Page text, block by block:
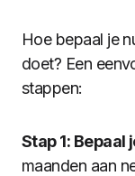
Hoe bepaal je
doet? Een
stappen:
Stap 1: Bepaal
maanden aan